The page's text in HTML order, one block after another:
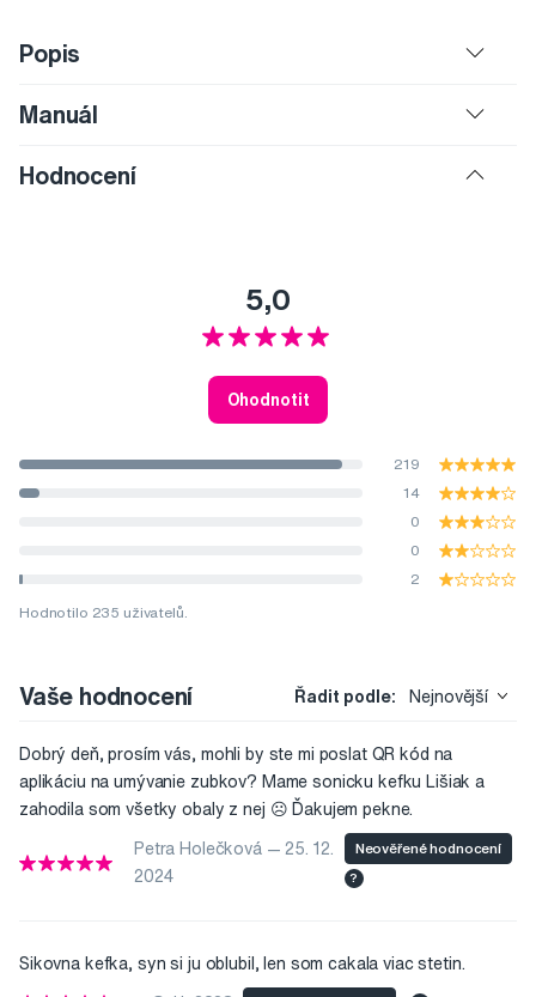
Popis
Manuál
Hodnocení
5,0
Ohodnotit
219
14
0
0
2
Hodnotilo 235 uživatelů.
Vaše hodnocení Řadit podle: Nejnovější
Dobrý deň, prosím vás, mohli by ste mi poslat QR kód na
aplikáciu na umývanie zubkov? Mame sonicku kefku Lišiak a
zahodila som všetky obaly z nej ☹️ Ďakujem pekne.
Petra Holečková — 25. 12.
2024
Neověřené hodnocení
?
Sikovna kefka, syn si ju oblubil, len som cakala viac stetin.